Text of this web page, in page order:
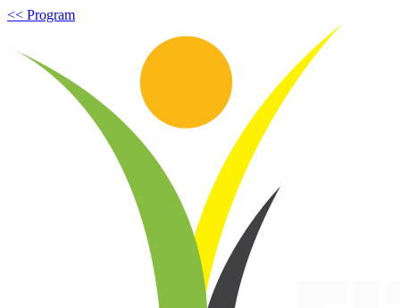
<< Program